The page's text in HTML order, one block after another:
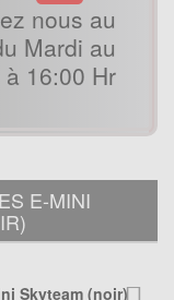
nous au
Mardi au
16:00 Hr
E-MINI